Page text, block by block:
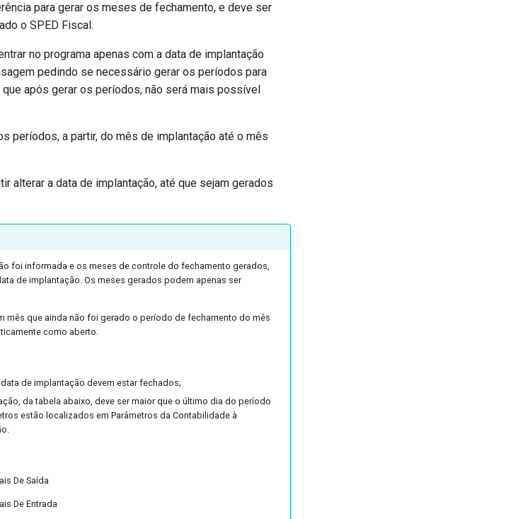
para gerar os meses de fechamento, e deve ser
o SPED Fiscal.
no programa apenas com a data de implantação
pedindo se necessário gerar os períodos para
após gerar os períodos, não será mais possível
períodos, a partir, do mês de implantação até o mês
alterar a data de implantação, até que sejam gerados
foi informada e os meses de controle do fechamento gerados,
de implantação. Os meses gerados podem apenas ser
mês que ainda não foi gerado o período de fechamento do mês
como aberto.
de implantação devem estar fechados;
da tabela abaixo, deve ser maior que o último dia do período
estão localizados em Parâmetros da Contabilidade à
De Saída
De Entrada